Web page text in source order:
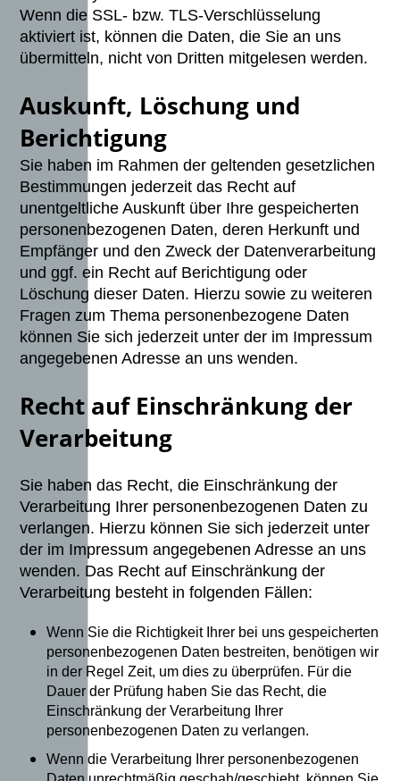
Wenn die SSL- bzw. TLS-Verschlüsselung
aktiviert ist, können die Daten, die Sie an uns
übermitteln, nicht von Dritten mitgelesen werden.
Auskunft, Löschung und
Berichtigung
Sie haben im Rahmen der geltenden gesetzlichen
Bestimmungen jederzeit das Recht auf
unentgeltliche Auskunft über Ihre gespeicherten
personenbezogenen Daten, deren Herkunft und
Empfänger und den Zweck der Datenverarbeitung
und ggf. ein Recht auf Berichtigung oder
Löschung dieser Daten. Hierzu sowie zu weiteren
Fragen zum Thema personenbezogene Daten
können Sie sich jederzeit unter der im Impressum
angegebenen Adresse an uns wenden.
Recht auf Einschränkung der
Verarbeitung
Sie haben das Recht, die Einschränkung der
Verarbeitung Ihrer personenbezogenen Daten zu
verlangen. Hierzu können Sie sich jederzeit unter
der im Impressum angegebenen Adresse an uns
wenden. Das Recht auf Einschränkung der
Verarbeitung besteht in folgenden Fällen:
Wenn Sie die Richtigkeit Ihrer bei uns gespeicherten
personenbezogenen Daten bestreiten, benötigen wir
in der Regel Zeit, um dies zu überprüfen. Für die
Dauer der Prüfung haben Sie das Recht, die
Einschränkung der Verarbeitung Ihrer
personenbezogenen Daten zu verlangen.
Wenn die Verarbeitung Ihrer personenbezogenen